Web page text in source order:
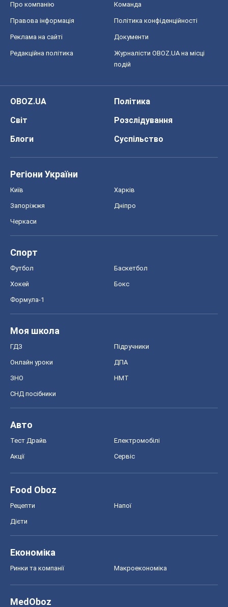
Про компанію Команда
Правова інформація Політика конфіденційності
Реклама на сайті Документи
Редакційна політика
Журналісти OBOZ.UA на місці
подій
OBOZ.UA
Політика
Світ
Розслідування
Блоги
Суспільство
Регіони України
Київ Харків
Запоріжжя Дніпро
Черкаси
Спорт
Футбол Баскетбол
Хокей Бокс
Формула-1
Моя школа
ГДЗ Підручники
Онлайн уроки ДПА
ЗНО НМТ
СНД посібники
Авто
Тест Драйв Електромобілі
Акції Сервіс
Food Oboz
Рецепти Напої
Дієти
Економіка
Ринки та компанії Макроекономіка
MedOboz